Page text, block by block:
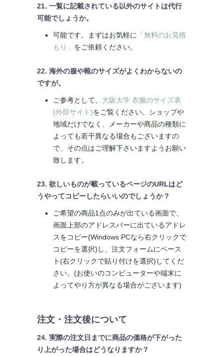
21. 一覧に記載されている以外のサイトは代行
可能でしょうか。
可能です。まずはお気軽に
「無料のお見積
もり」 をご依頼ください。
22. 海外の服や靴のサイズがよくわからないの
ですが。
ご参考として、 大阪大学 衣服のサイズ表
(外部サイト)をご覧ください。ショップや
地域だけでなく、メーカーや商品の種類に
よっても若干異なる場合もございますの
で、その点はご理解下さいますようお願い
致します。
23. 欲しいものが載っているページのURLはど
うやってコピーしたらいいのでしょうか？
ご希望の商品1点のみが出ている画面で、
画面上部のアドレスバーに出ているアドレ
スをコピー(Windows PCなら右クリックで
コピーを選択)し、注文フォームにペース
ト(右クリックで貼り付けを選択)してくだ
さい。(お使いのコンピューターや端末に
よってやり方が異なる場合がございます)
注文・注文後について
24. 実際の注文日までに商品の価格が下がった
り上がった場合はどうなりますか？